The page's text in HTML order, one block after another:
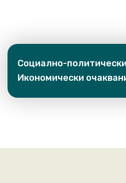
Социално-
Икономически